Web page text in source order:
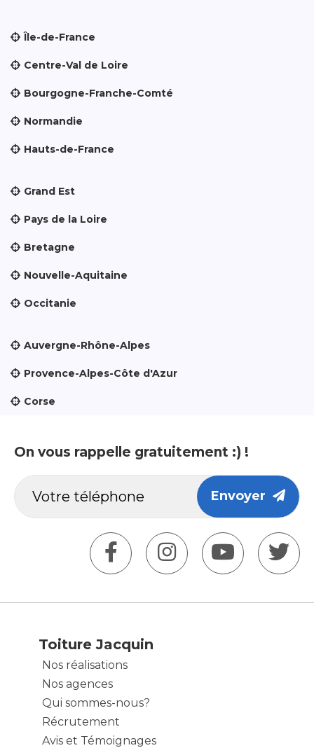
Île-de-France
Centre-Val de Loire
Bourgogne-Franche-Comté
Normandie
Hauts-de-France
Grand Est
Pays de la Loire
Bretagne
Nouvelle-Aquitaine
Occitanie
Auvergne-Rhône-Alpes
Provence-Alpes-Côte d'Azur
Corse
On vous rappelle gratuitement :) !
Envoyer
Toiture Jacquin
Nos réalisations
Nos agences
Qui sommes-nous?
Récrutement
Avis et Témoignages